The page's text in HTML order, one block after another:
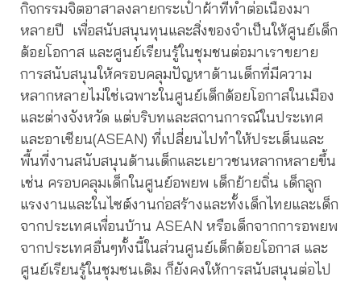
กิจกรรมจิตอาสาลงลายกระเป๋าผ้าที่ทำต่อเนื่องมา
หลายปี เพื่อสนับสนุนทุนและสิ่งของจำเป็นให้ศูนย์เด็ก
ด้อยโอกาส และศูนย์เรียนรู้ในชุมชนต่อมาเราขยาย
การสนับสนุนให้ครอบคลุมปัญหาด้านเด็กที่มีความ
หลากหลายไม่ใช่เฉพาะในศูนย์เด็กด้อยโอกาสในเมือง
และต่างจังหวัด แต่บริบทและสถานการณ์ในประเทศ
และอาเซียน(ASEAN) ที่เปลี่ยนไปทำให้ประเด็นและ
พื้นที่งานสนับสนุนด้านเด็กและเยาวชนหลากหลายขึ้น
เช่น ครอบคลุมเด็กในศูนย์อพยพ เด็กย้ายถิ่น เด็กลูก
แรงงานและในไซต์งานก่อสร้างและทั้งเด็กไทยและเด็ก
จากประเทศเพื่อนบ้าน ASEAN หรือเด็กจากการอพยพ
จากประเทศอื่นๆทั้งนี้ในส่วนศูนย์เด็กด้อยโอกาส และ
ศูนย์เรียนรู้ในชุมชนเดิม ก็ยังคงให้การสนับสนุนต่อไป